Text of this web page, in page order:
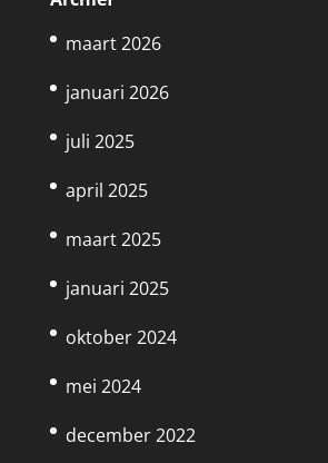
maart 2026
januari 2026
juli 2025
april 2025
maart 2025
januari 2025
oktober 2024
mei 2024
december 2022